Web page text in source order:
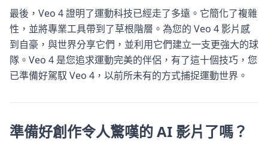
最後，Veo 4 證明了運動科技已經走了多遠。它簡化了複雜
性，並將專業工具帶到了草根階層。為您的 Veo 4 影片感
到自豪，與世界分享它們，並利用它們建立一支更強大的球
隊。Veo 4 是您追求運動完美的伴侶，有了這十個技巧，您
已準備好駕馭 Veo 4，以前所未有的方式捕捉運動世界。
準備好創作令人驚嘆的 AI 影片了嗎？